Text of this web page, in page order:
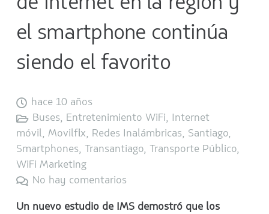
el smartphone continúa
siendo el favorito
hace 10 años
Buses, Entretenimiento WiFi,
Internet
móvil, Movilflix, Redes Inalámbricas, Santiago,
Smartphones, Transantiago, Transporte Público,
WiFi Marketing
No hay comentarios
Un nuevo estudio de IMS demostró que los